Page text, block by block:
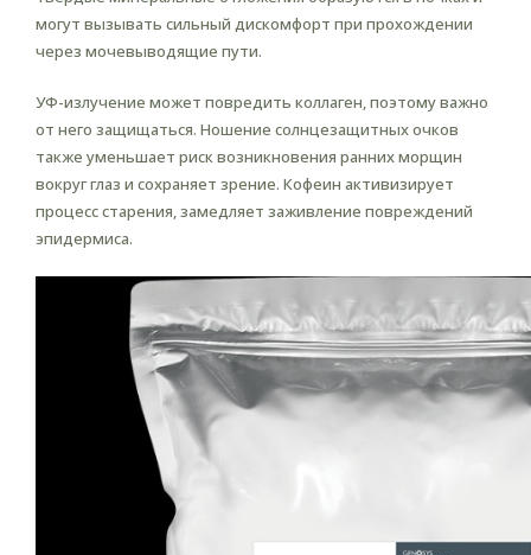
могут вызывать сильный дискомфорт при прохождении
через мочевыводящие пути.
УФ-излучение может повредить коллаген, поэтому важно
от него защищаться. Ношение солнцезащитных очков
также уменьшает риск возникновения ранних морщин
вокруг глаз и сохраняет зрение. Кофеин активизирует
процесс старения, замедляет заживление повреждений
эпидермиса.